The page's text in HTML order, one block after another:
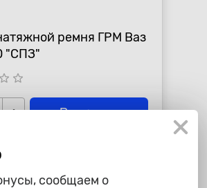
ремня ГРМ Ваз
"СПЗ"
star_border star_border
+ В корзину
сообщаем о